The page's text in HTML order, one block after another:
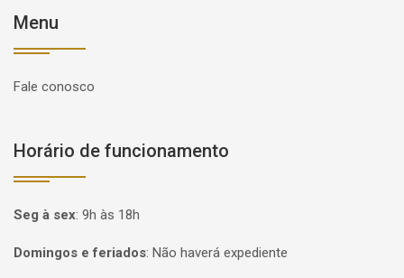
Menu
Fale conosco
Horário de funcionamento
Seg à sex: 9h às 18h
Domingos e feriados: Não haverá expediente